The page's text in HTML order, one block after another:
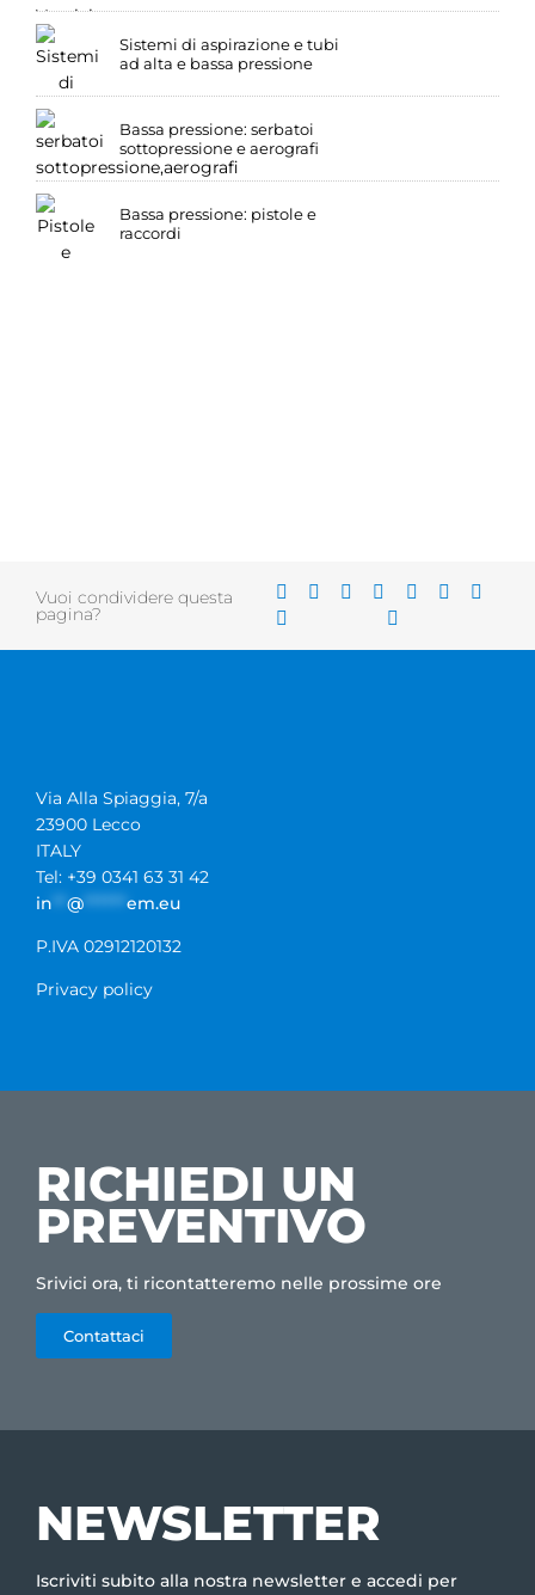
Sistemi di aspirazione e tubi
ad alta e bassa pressione
Bassa pressione: serbatoi
sottopressione e aerografi
Bassa pressione: pistole e
raccordi
Vuoi condividere questa
pagina?
Via Alla Spiaggia, 7/a
23900 Lecco
ITALY
Tel: +39 0341 63 31 42
in
@ ****** em.eu
P.IVA 02912120132
Privacy policy
RICHIEDI UN
PREVENTIVO
Srivici ora, ti ricontatteremo nelle prossime ore
Contattaci
NEWSLETTER
Iscriviti subito alla nostra newsletter e accedi per